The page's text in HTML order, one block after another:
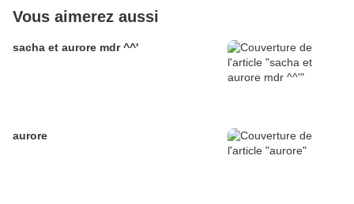
Vous aimerez aussi
sacha et aurore mdr ^^'
aurore